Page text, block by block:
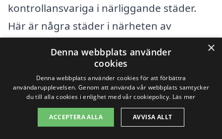
kontrollansvariga i närliggande städer.
Här är några städer i närheten av
professionell hjälp:
Lindesberg
Hällefors
×
Denna webbplats använder
cookies
Denna webbplats använder cookies för att förbättra
användarupplevelsen. Genom att använda vår webbplats samtycker
du till alla cookies i enlighet med vår cookiepolicy. Läs mer
ACCEPTERA ALLA AVVISA ALLT